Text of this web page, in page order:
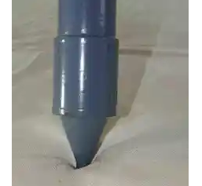
MUSÉE VIRTUEL
PLAN DU SITE